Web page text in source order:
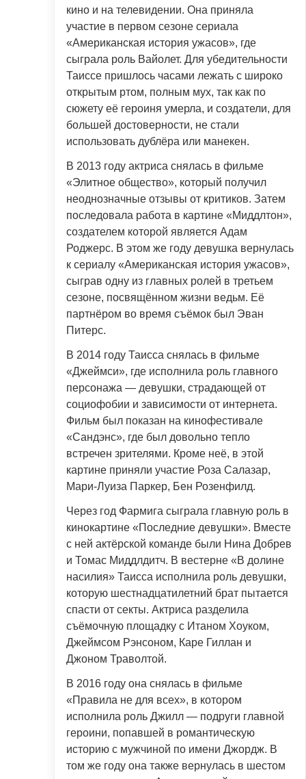
кино и на телевидении. Она приняла
участие в первом сезоне сериала
«Американская история ужасов», где
сыграла роль Вайолет. Для убедительности
Таиссе пришлось часами лежать с широко
открытым ртом, полным мух, так как по
сюжету её героиня умерла, и создатели, для
большей достоверности, не стали
использовать дублёра или манекен.
В 2013 году актриса снялась в фильме
«Элитное общество», который получил
неоднозначные отзывы от критиков. Затем
последовала работа в картине «Миддлтон»,
создателем которой является Адам
Роджерс. В этом же году девушка вернулась
к сериалу «Американская история ужасов»,
сыграв одну из главных ролей в третьем
сезоне, посвящённом жизни ведьм. Её
партнёром во время съёмок был Эван
Питерс.
В 2014 году Таисса снялась в фильме
«Джеймси», где исполнила роль главного
персонажа — девушки, страдающей от
социофобии и зависимости от интернета.
Фильм был показан на кинофестивале
«Сандэнс», где был довольно тепло
встречен зрителями. Кроме неё, в этой
картине приняли участие Роза Салазар,
Мари-Луиза Паркер, Бен Розенфилд.
Через год Фармига сыграла главную роль в
кинокартине «Последние девушки». Вместе
с ней актёрской команде были Нина Добрев
и Томас Миддлдитч. В вестерне «В долине
насилия» Таисса исполнила роль девушки,
которую шестнадцатилетний брат пытается
спасти от секты. Актриса разделила
съёмочную площадку с Итаном Хоуком,
Джеймсом Рэнсоном, Каре Гиллан и
Джоном Траволтой.
В 2016 году она снялась в фильме
«Правила не для всех», в котором
исполнила роль Джилл — подруги главной
героини, попавшей в романтическую
историю с мужчиной по имени Джордж. В
том же году она также вернулась в шестом